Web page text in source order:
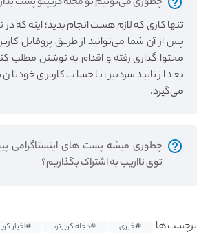
تنها کاری که لازم هست انجام بدید؛ اینه که در
پس از آن شما می‌توانید از طریق پروفایل
محتوا گذاری رفته و اقدام به نوشتن مطلب
بعد از تایید سردبیر، با حساب کاربری خودتان
می‌گیرد.
چطوری میشه پست های اینستاگرامی
توی نااریب به اشتراک بگذاریم؟
برچسب ها #خبری #مجله کریپتو #اخبار